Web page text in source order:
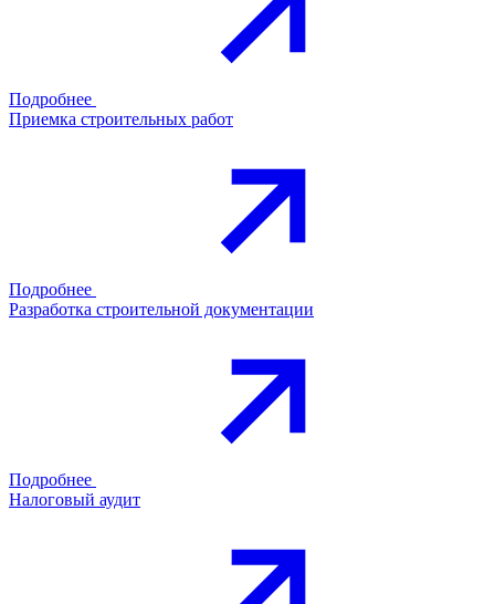
Подробнее
Приемка строительных работ
Подробнее
Разработка строительной документации
Подробнее
Налоговый аудит